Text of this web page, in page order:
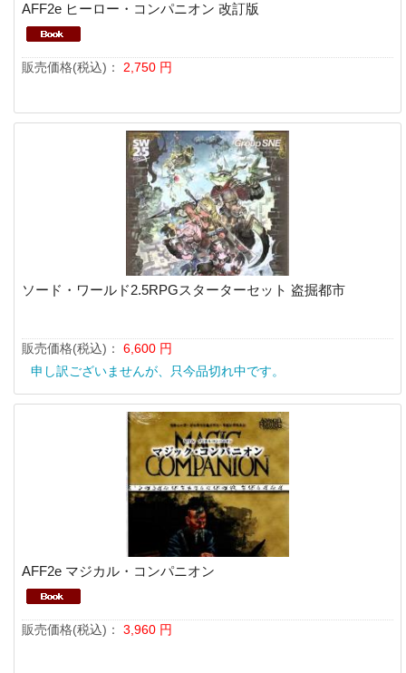
AFF2e ヒーロー・コンパニオン 改訂版
販売価格(税込)： 2,750 円
ソード・ワールド2.5RPGスターターセット 盗掘都市
販売価格(税込)： 6,600 円
申し訳ございませんが、只今品切れ中です。
AFF2e マジカル・コンパニオン
販売価格(税込)： 3,960 円